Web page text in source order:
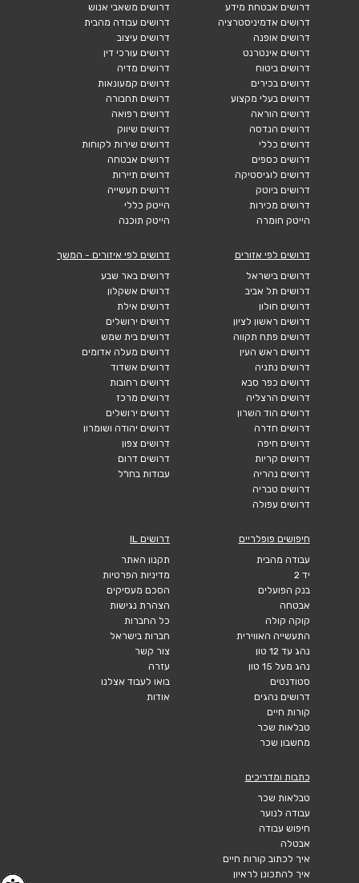
דרושים אבטחת מידע
דרושים אדמיניסטרציה
דרושים אופנה
דרושים אינטרנט
דרושים ביטוח
דרושים בכירים
דרושים בעלי מקצוע
דרושים הוראה
דרושים הנדסה
דרושים כללי
דרושים כספים
דרושים לוגיסטיקה
דרושים ביוטק
דרושים מכירות
הייטק חומרה
דרושים משאבי אנוש
דרושים עבודה מהבית
דרושים עיצוב
דרושים עורכי דין
דרושים מדיה
דרושים קמעונאות
דרושים תחבורה
דרושים רפואה
דרושים שיווק
דרושים שירות לקוחות
דרושים אבטחה
דרושים תיירות
דרושים תעשייה
הייטק כללי
הייטק תוכנה
דרושים לפי אזורים
דרושים בישראל
דרושים תל אביב
דרושים חולון
דרושים ראשון לציון
דרושים פתח תקווה
דרושים ראש העין
דרושים נתניה
דרושים כפר סבא
דרושים הרצליה
דרושים הוד השרון
דרושים חדרה
דרושים חיפה
דרושים קריות
דרושים נהריה
דרושים טבריה
דרושים עפולה
דרושים לפי איזורים - המשך
דרושים באר שבע
דרושים אשקלון
דרושים אילת
דרושים ירושלים
דרושים בית שמש
דרושים מעלה אדומים
דרושים אשדוד
דרושים רחובות
דרושים מרכז
דרושים ירושלים
דרושים יהודה ושומרון
דרושים צפון
דרושים דרום
עבודות בחו"ל
חיפושים פופלריים
עבודה מהבית
יד 2
בנק הפועלים
אבטחה
קוקה קולה
התעשייה האווירית
נהג עד 12 טון
נהג מעל 15 טון
סטודנטים
דרושים נהגים
קורות חיים
טבלאות שכר
מחשבון שכר
דרושים IL
תקנון האתר
מדיניות הפרטיות
הסכם מעסיקים
הצהרת נגישות
כל החברות
חברות בישראל
צור קשר
עזרה
בואו לעבוד אצלנו
אודות
כתבות ומדריכים
טבלאות שכר
עבודה לנוער
חיפוש עבודה
אבטלה
איך לכתוב קורות חיים
איך להתכונן לראיון